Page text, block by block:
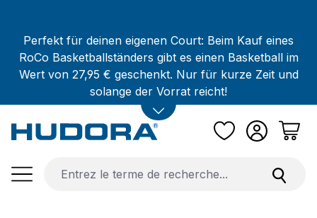
Perfekt für deinen eigenen Court: Beim Kauf eines
RoCo Basketballständers gibt es einen Basketball im
Wert von 27,95 € geschenkt. Nur für kurze Zeit und
solange der Vorrat reicht!